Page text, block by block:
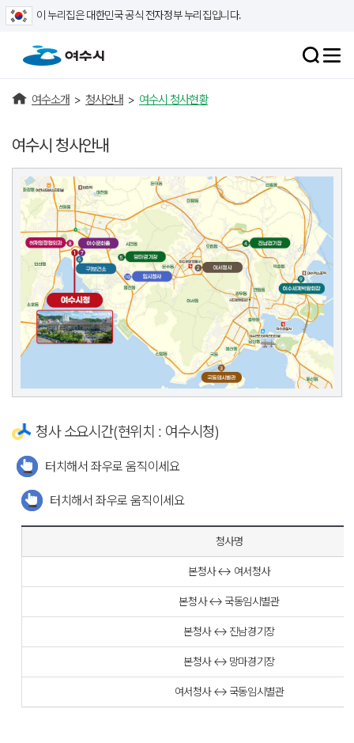
이 누리집은 대한민국 공식 전자정부 누리집입니다.
여수소개 > 청사안내 > 여수시 청사현황
여수시 청사안내
청사 소요시간(현위치 : 여수시청)
터치해서 좌우로 움직이세요
터치해서 좌우로 움직이세요
청사명
본청사 ↔ 여서청사
본청사 ↔ 국동임시별관
본청사 ↔ 진남경기장
본청사 ↔ 망마경기장
여서청사 ↔ 국동임시별관